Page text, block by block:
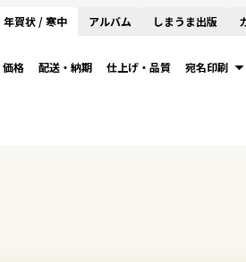
年賀状 / 寒中 アルバム しまうま出版
価格 配送・納期 仕上げ・品質 宛名印刷